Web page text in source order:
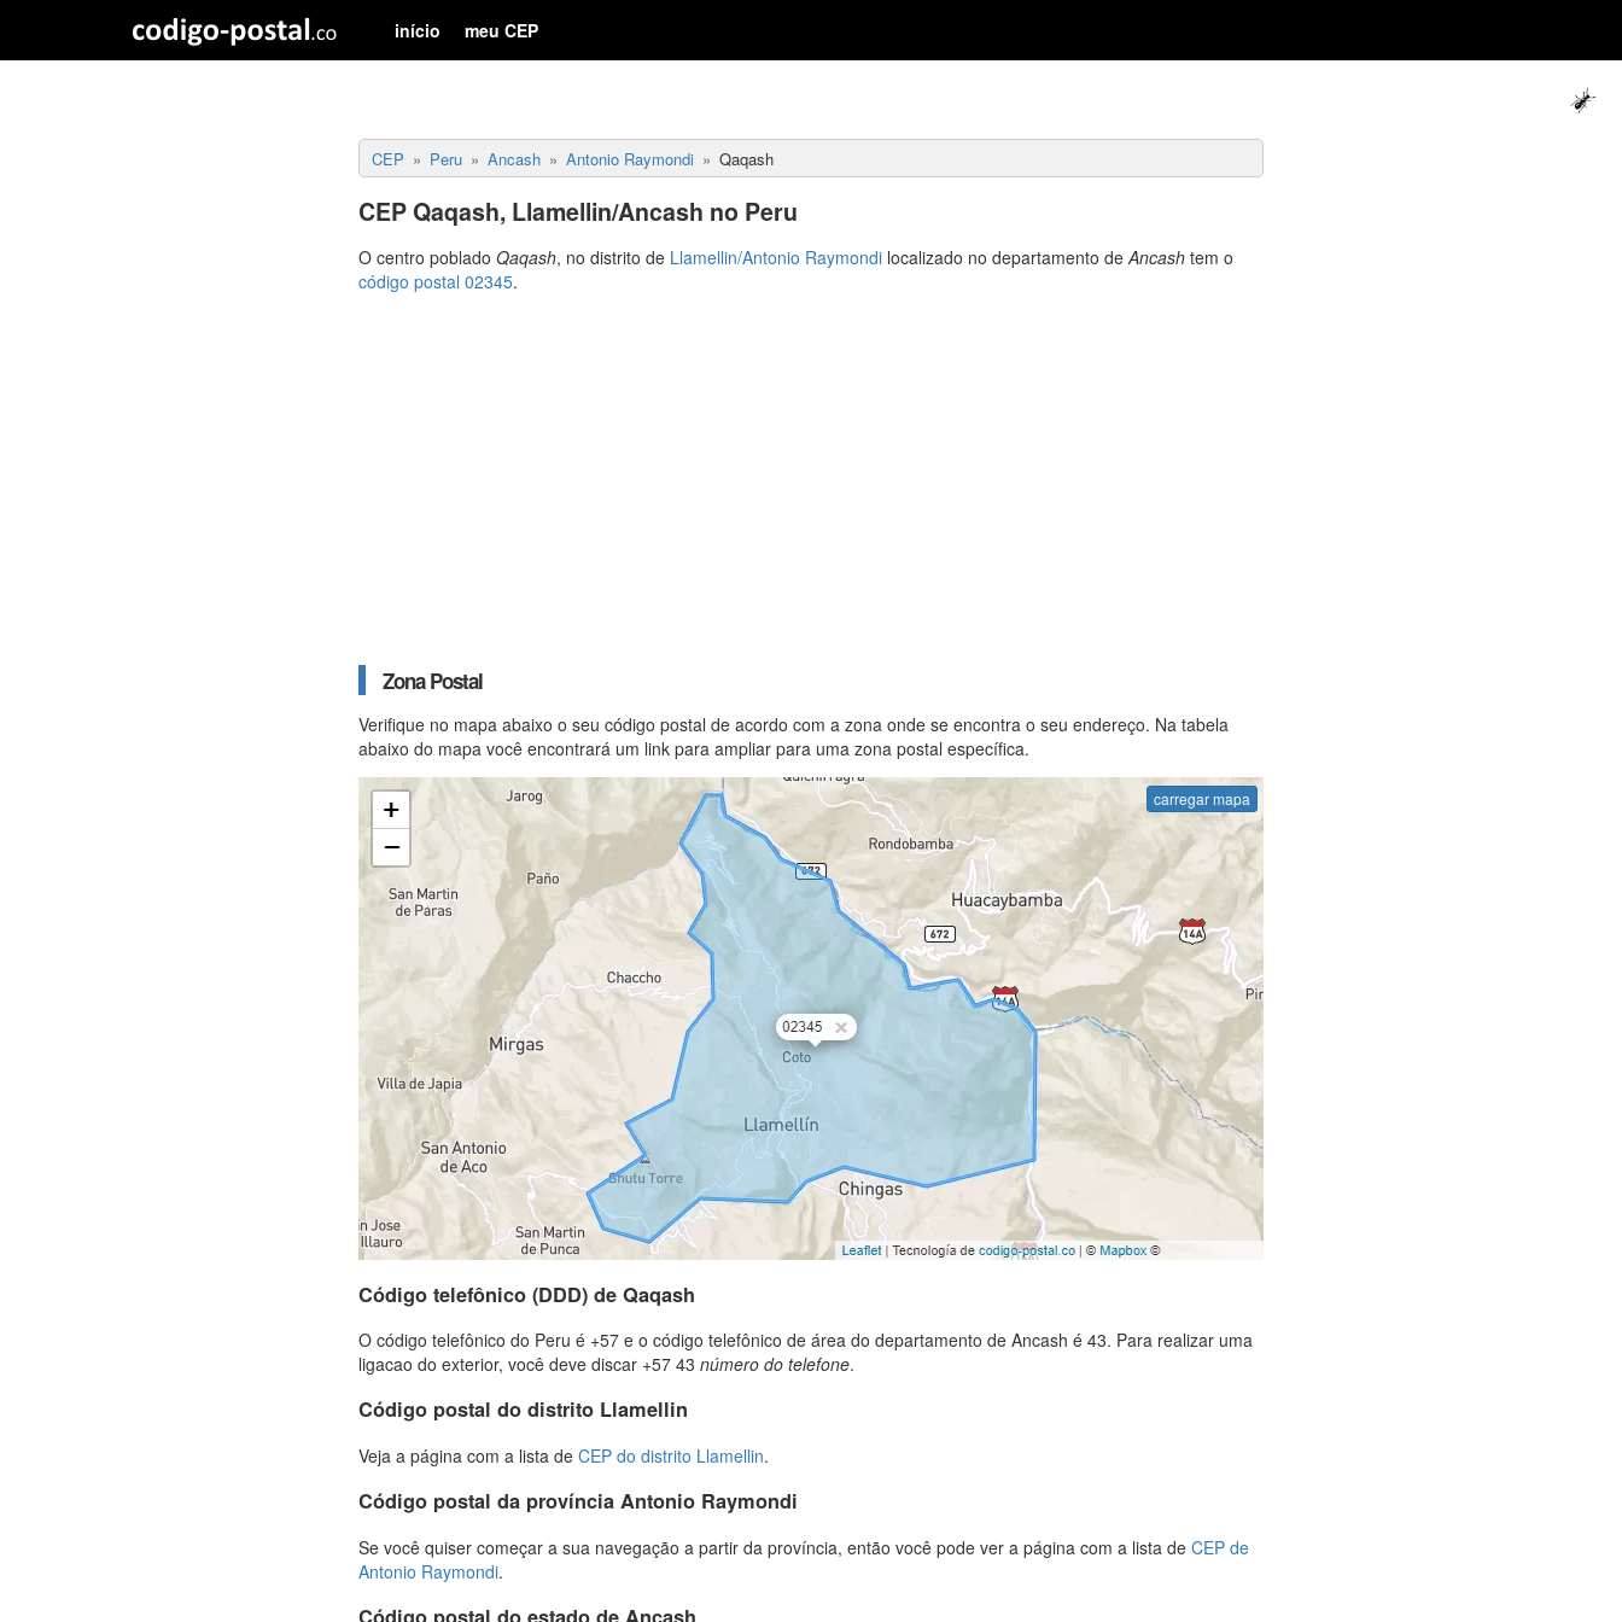
início meu CEP
CEP Peru Ancash Antonio Raymondi Qaqash
CEP Qaqash, Llamellin/Ancash no Peru
O centro poblado Qaqash, no distrito de Llamellin/Antonio Raymondi localizado no departamento deAncash tem o
código postal 02345.
Zona Postal
Verifique no mapa abaixo o seu código postal de acordo com a zona onde se encontra o seu endereço. Na tabela
abaixo do mapa você encontrará um link para ampliar para uma zona postal específica.
carregar mapa
Código telefônico (DDD) de Qaqash
O código telefônico do Peru é +57 e o código telefônico de área do departamento de Ancash é 43. Para realizar uma
ligacao do exterior, você deve discar +57 43 número do telefone.
Código postal do distrito Llamellin
Veja a página com a lista de CEP do distrito Llamellin.
Código postal da província Antonio Raymondi
Se você quiser começar a sua navegação a partir da província, então você pode ver a página com a lista de CEP de
Antonio Raymondi.